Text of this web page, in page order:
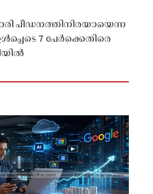
പീഡനത്തിനിരയായെന്ന
7 പേർക്കെതിരെ